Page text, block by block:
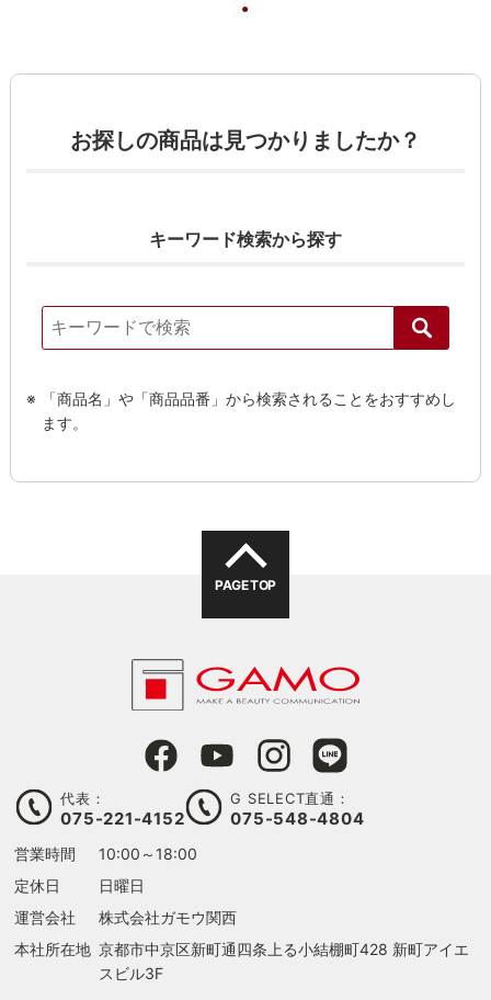
お探しの商品は見つかりましたか？
キーワード検索から探す
「商品名」や「商品品番」から検索されることをおすすめし
ます。
る
PAGE TOP
代表：
075-221-4152
G SELECT直通：
075-548-4804
営業時間
10:00～18:00
定休日
日曜日
運営会社
株式会社ガモウ関西
本社所在地 京都市中京区新町通四条上る小結棚町428 新町アイエ
スビル3F